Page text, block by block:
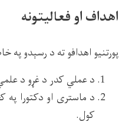
اهداف او فعالیتونه
پورتنیو اهدافو ته د رسېدو
د عملي کدر د غړو د
د ماستری او دکتورا په
کول.